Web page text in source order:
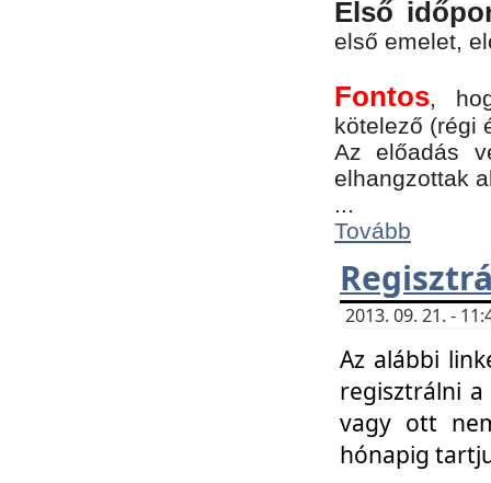
Első
első emelet,
Fontos,
kötelező (régi
Az előadás
elhangzottak
...
Tovább
2013. 09. 21. -
Az alábbi
regisztrálni
vagy ott
hónapig